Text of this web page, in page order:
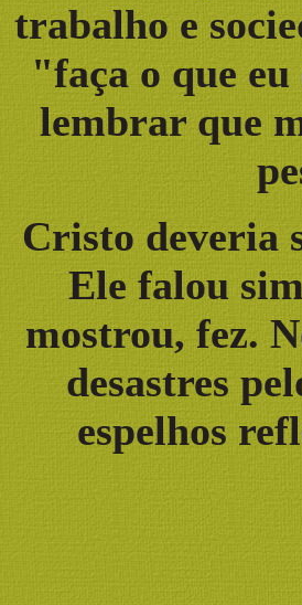
trabalho e
"faça o que
lembrar que
Cristo deveria
Ele falou
mostrou, fez.
desastres
espelhos